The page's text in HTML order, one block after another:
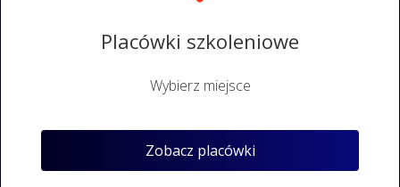
Placówki szkoleniowe
Wybierz miejsce
Zobacz placówki